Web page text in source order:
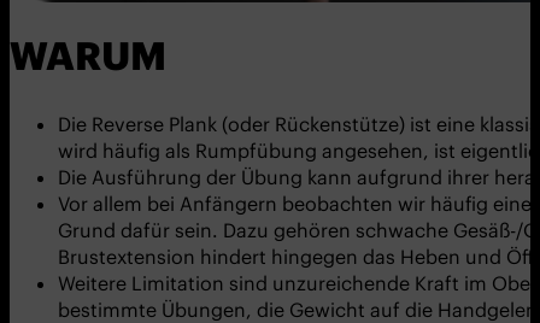
WARUM
Die Reverse Plank (oder Rückenstütze) ist eine
wird häufig als Rumpfübung angesehen, ist
Die Ausführung der Übung kann aufgrund ihrer
Vor allem bei Anfängern beobachten wir häufig
Grund dafür sein. Dazu gehören schwache
Brustextension hindert hingegen das Heben und
Weitere Limitation sind unzureichende Kraft im
bestimmte Übungen, die Gewicht auf die